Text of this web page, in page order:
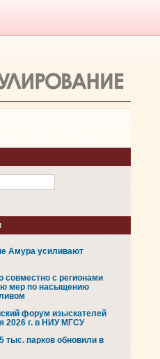
Амура усиливают
совместно с регионами
мер по насыщению
форум изыскателей
2026 г. в НИУ МГСУ
тыс. парков обновили в